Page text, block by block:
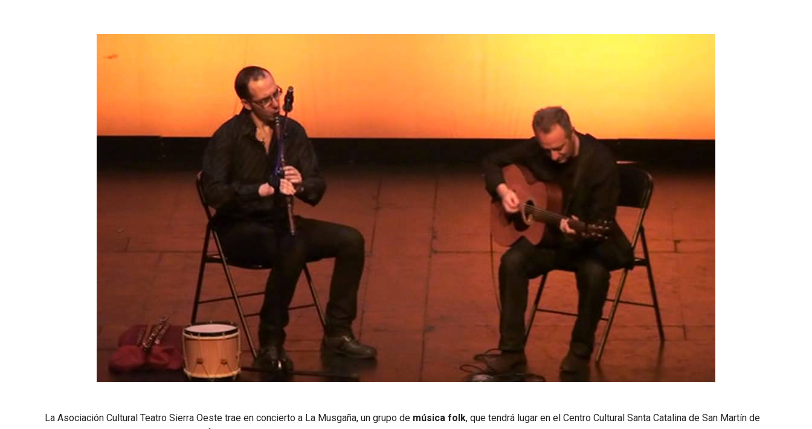
La Asociación Cultural Teatro Sierra Oeste trae en concierto a La Musgaña, un grupo de música folk, que tendrá lugar en el Centro Cultural Santa Catalina de San Martín de